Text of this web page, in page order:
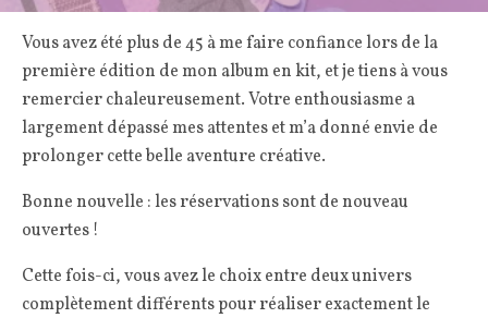
Vous avez été plus de 45 à me faire confiance lors de la
première édition de mon album en kit, et je tiens à vous
remercier chaleureusement. Votre enthousiasme a
largement dépassé mes attentes et m’a donné envie de
prolonger cette belle aventure créative.
Bonne nouvelle : les réservations sont de nouveau
ouvertes !
Cette fois-ci, vous avez le choix entre deux univers
complètement différents pour réaliser exactement le